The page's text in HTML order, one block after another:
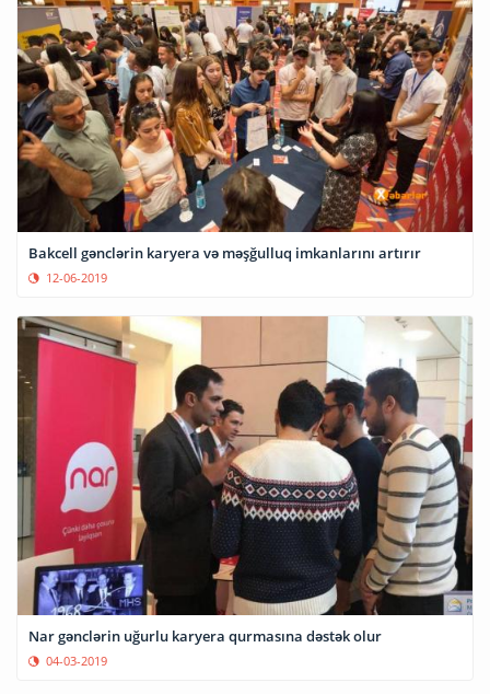
Bakcell gənclərin karyera və məşğulluq imkanlarını artırır
12-06-2019
Nar gənclərin uğurlu karyera qurmasına dəstək olur
04-03-2019